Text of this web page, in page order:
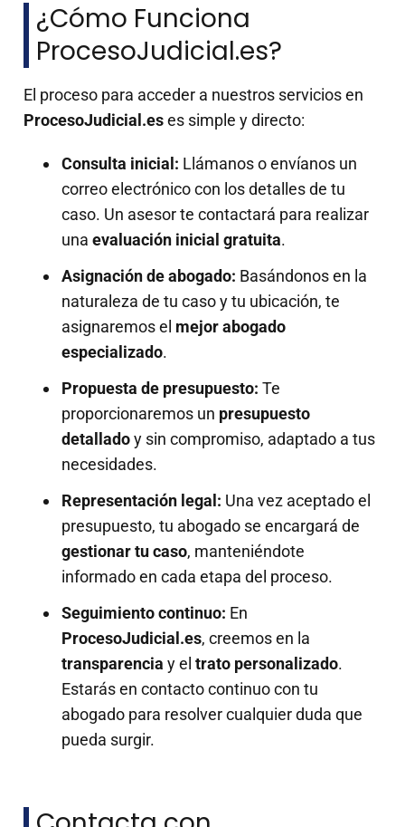
¿Cómo Funciona
ProcesoJudicial.es?
El proceso para acceder a nuestros servicios en
ProcesoJudicial.eses simple y directo:
Consulta inicial: Llámanos o envíanos un
correo electrónico con los detalles de tu
caso. Un asesor te contactará para realizar
una evaluación inicial gratuita.
Asignación de abogado: Basándonos en la
naturaleza de tu caso y tu ubicación, te
asignaremos el mejor abogado
especializado.
Propuesta de presupuesto: Te
proporcionaremos un presupuesto
detalladoy sin compromiso, adaptado a tus
necesidades.
Representación legal: Una vez aceptado el
presupuesto, tu abogado se encargará de
gestionar tu caso, manteniéndote
informado en cada etapa del proceso.
Seguimiento continuo: En
ProcesoJudicial.es, creemos en la
transparencia y el trato personalizado.
Estarás en contacto continuo con tu
abogado para resolver cualquier duda que
pueda surgir.